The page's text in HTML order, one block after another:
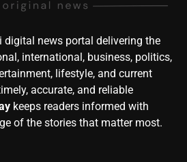
digital news portal delivering the
international, business, politics,
lifestyle, and current
accurate, and reliable
keeps readers informed with
of the stories that matter most.